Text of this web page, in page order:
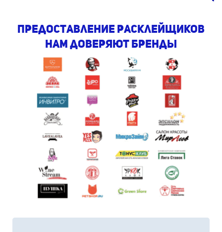
предоставление расклейщиков
Нам доверяют бренды